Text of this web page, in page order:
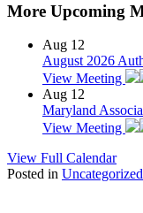
More Upcoming
Aug 12
August 2026
View Meeting
Aug 12
Maryland
View Meeting
View Full Calendar
Posted in Uncategorized